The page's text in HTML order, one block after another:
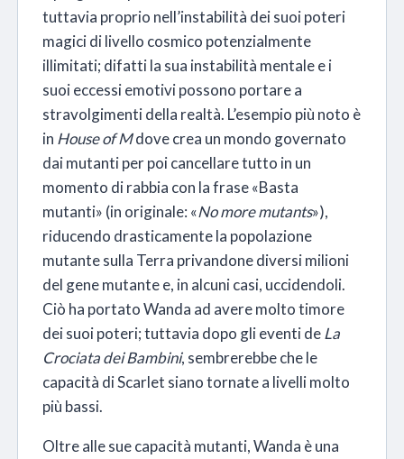
tuttavia proprio nell’instabilità dei suoi poteri
magici di livello cosmico potenzialmente
illimitati; difatti la sua instabilità mentale e i
suoi eccessi emotivi possono portare a
stravolgimenti della realtà. L’esempio più noto è
in House of Mdove crea un mondo governato
dai mutanti per poi cancellare tutto in un
momento di rabbia con la frase «Basta
mutanti» (in originale: «No more mutants»),
riducendo drasticamente la popolazione
mutante sulla Terra privandone diversi milioni
del gene mutante e, in alcuni casi, uccidendoli.
Ciò ha portato Wanda ad avere molto timore
dei suoi poteri; tuttavia dopo gli eventi deLa
Crociata dei Bambini, sembrerebbe che le
capacità di Scarlet siano tornate a livelli molto
più bassi.
Oltre alle sue capacità mutanti, Wanda è una